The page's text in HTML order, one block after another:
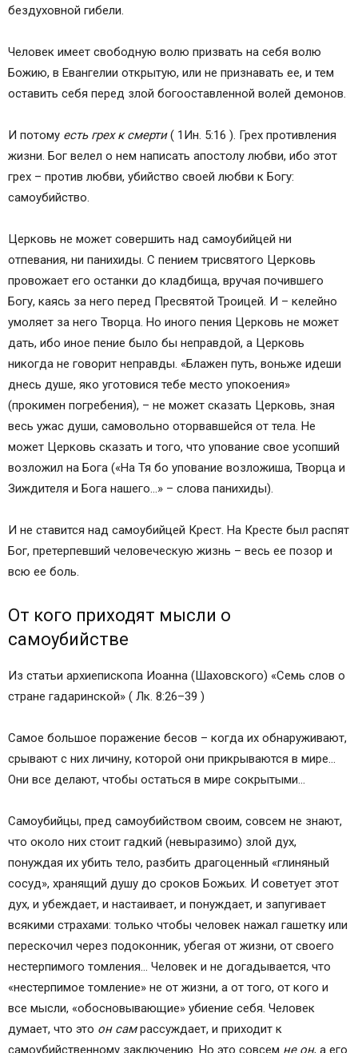
бездуховной гибели.
Человек имеет свободную волю призвать на себя волю
Божию, в Евангелии открытую, или не признавать ее, и тем
оставить себя перед злой богооставленной волей демонов.
И потому есть грех к смерти( 1Ин. 5:16 ). Грех противления
жизни. Бог велел о нем написать апостолу любви, ибо этот
грех – против любви, убийство своей любви к Богу:
самоубийство.
Церковь не может совершить над самоубийцей ни
отпевания, ни панихиды. С пением трисвятого Церковь
провожает его останки до кладбища, вручая почившего
Богу, каясь за него перед Пресвятой Троицей. И – келейно
умоляет за него Творца. Но иного пения Церковь не может
дать, ибо иное пение было бы неправдой, а Церковь
никогда не говорит неправды. «Блажен путь, воньже идеши
днесь душе, яко уготовися тебе место упокоения»
(прокимен погребения), – не может сказать Церковь, зная
весь ужас души, самовольно оторвавшейся от тела. Не
может Церковь сказать и того, что упование свое усопший
возложил на Бога («На Тя бо упование возложиша, Творца и
Зиждителя и Бога нашего…» – слова панихиды).
И не ставится над самоубийцей Крест. На Кресте был распят
Бог, претерпевший человеческую жизнь – весь ее позор и
всю ее боль.
От кого приходят мысли о
самоубийстве
Из статьи архиепископа Иоанна (Шаховского) «Семь слов о
стране гадаринской» ( Лк. 8:26–39 )
Самое большое поражение бесов – когда их обнаруживают,
срывают с них личину, которой они прикрываются в мире…
Они все делают, чтобы остаться в мире сокрытыми…
Самоубийцы, пред самоубийством своим, совсем не знают,
что около них стоит гадкий (невыразимо) злой дух,
понуждая их убить тело, разбить драгоценный «глиняный
сосуд», хранящий душу до сроков Божьих. И советует этот
дух, и убеждает, и настаивает, и понуждает, и запугивает
всякими страхами: только чтобы человек нажал гашетку или
перескочил через подоконник, убегая от жизни, от своего
нестерпимого томления… Человек и не догадывается, что
«нестерпимое томление» не от жизни, а от того, от кого и
все мысли, «обосновывающие» убиение себя. Человек
думает, что это он самрассуждает, и приходит к
самоубийственному заключению. Но это совсем не он, а его